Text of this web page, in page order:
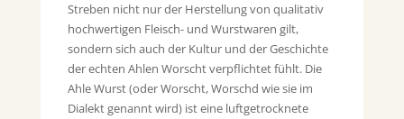
Streben nicht nur der Herstellung von qualitativ
hochwertigen Fleisch- und Wurstwaren gilt,
sondern sich auch der Kultur und der Geschichte
der echten Ahlen Worscht verpflichtet fühlt. Die
Ahle Wurst (oder Worscht, Worschd wie sie im
Dialekt genannt wird) ist eine luftgetrocknete